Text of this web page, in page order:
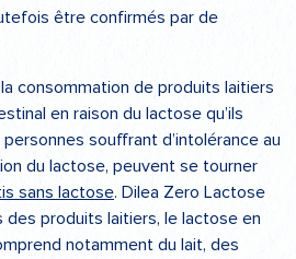
être confirmés par de
consommation de produits laitiers
en raison du lactose qu’ils
souffrant d’intolérance au
du lactose, peuvent se tourner
sans lactose. Dilea Zero Lactose
produits laitiers, le lactose en
notamment du lait, des